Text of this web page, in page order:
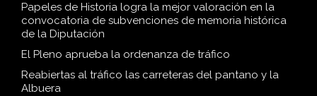
Papeles de Historia logra la mejor valoración en la
convocatoria de subvenciones de memoria histórica
de la Diputación
El Pleno aprueba la ordenanza de tráfico
Reabiertas al tráfico las carreteras del pantano y la
Albuera